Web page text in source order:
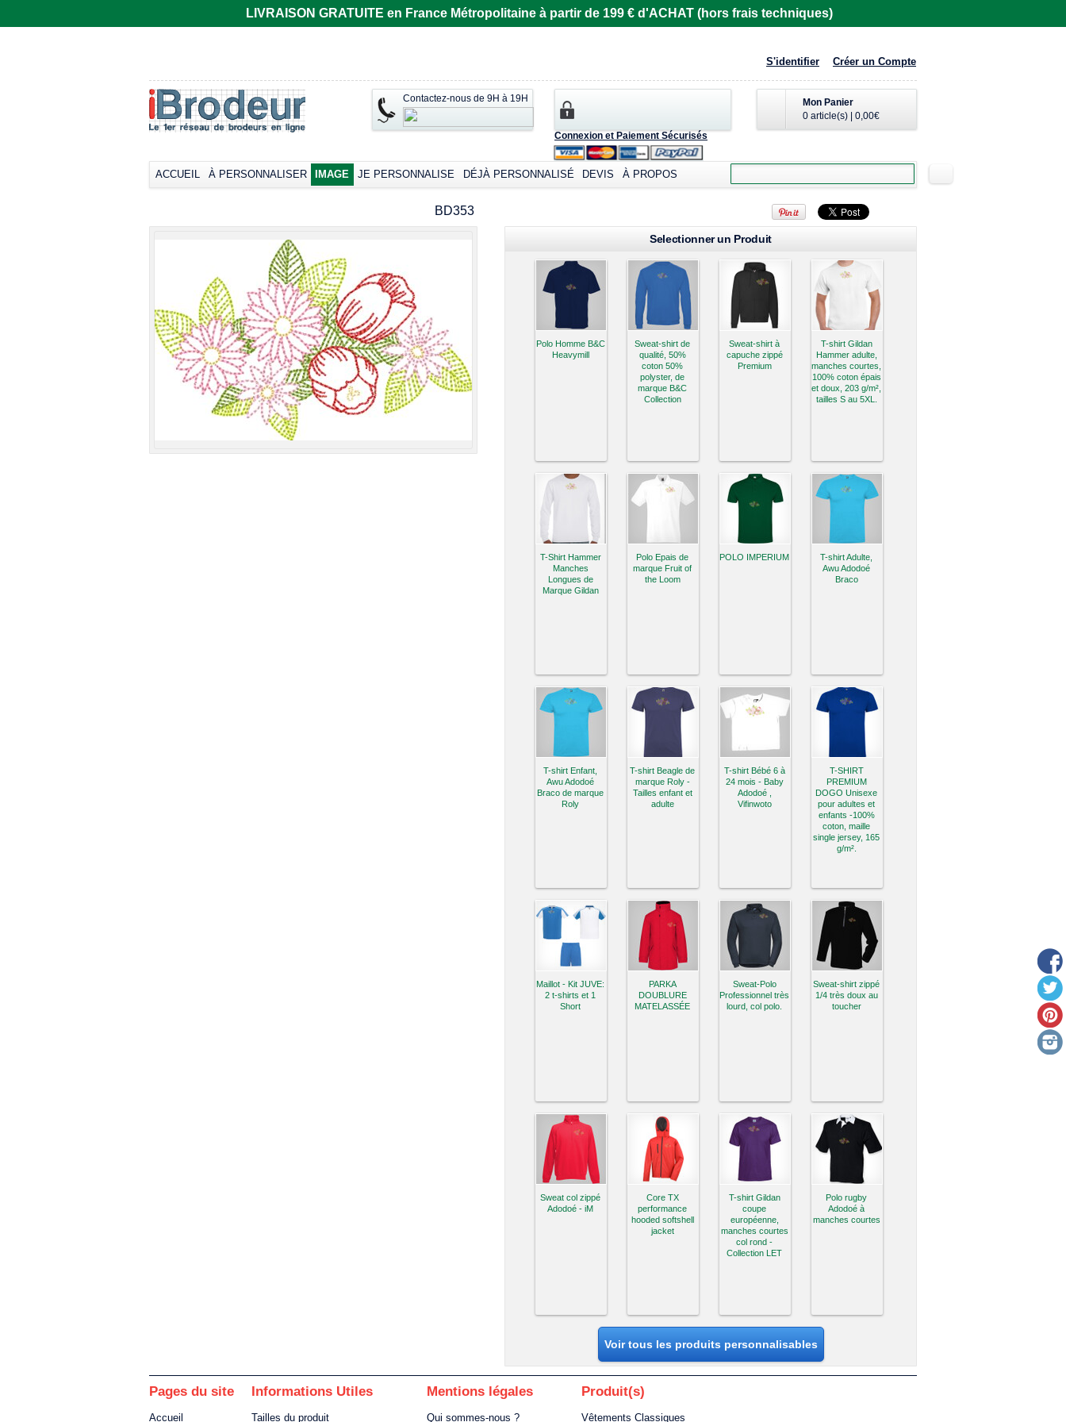
LIVRAISON GRATUITE en France Métropolitaine à partir de 199 € d'ACHAT (hors frais techniques)
S'identifier Créer un Compte
Mon Panier
0 article(s)
0,00€
Connexion et Paiement Sécurisés
Contactez-nous de 9H à 19H
ACCUEIL À PERSONNALISER IMAGE JE PERSONNALISE DÉJÀ PERSONNALISÉ DEVIS À PROPOS
BD353
européenne,
manches courtes
col rond -
Collection LET
*
courtes
Broder dès33,66€
*
Selectionner un Produit
Polo Homme B&C
Heavymill
Sweat-shirt de
qualité, 50%
coton 50%
polyster, de
marque B&C
Collection
Sweat-shirt à
capuche zippé
Premium
T-shirt Gildan
Hammer adulte,
manches courtes,
100% coton épais
et doux, 203 g/m²,
tailles S au 5XL.
T-Shirt Hammer
Manches
Longues de
Marque Gildan
Polo Epais de
marque Fruit of
the Loom
POLO IMPERIUM
T-shirt Adulte,
Awu Adodoé
Braco
T-shirt Enfant,
Awu Adodoé
Braco de marque
Roly
T-shirt Beagle de
marque Roly -
Tailles enfant et
adulte
T-shirt Bébé 6 à
24 mois - Baby
Adodoé ,
Vifinwoto
T-SHIRT
PREMIUM
DOGO Unisexe
pour adultes et
enfants -100%
coton, maille
single jersey, 165
g/m².
Maillot - Kit JUVE:
2 t-shirts et 1
Short
PARKA
DOUBLURE
MATELASSÉE
Sweat-Polo
Professionnel très
lourd, col polo.
Sweat-shirt zippé
1/4 très doux au
toucher
Sweat col zippé
Adodoé - iM
Core TX
performance
hooded softshell
jacket
T-shirt Gildan
coupe
européenne,
manches courtes
col rond -
Collection LET
Polo rugby
Adodoé à
manches courtes
Voir tous les produits personnalisables
Pages du site
Accueil
Informations Utiles
Tailles du produit
Mentions légales
Qui sommes-nous ?
Produit(s)
Vêtements Classiques